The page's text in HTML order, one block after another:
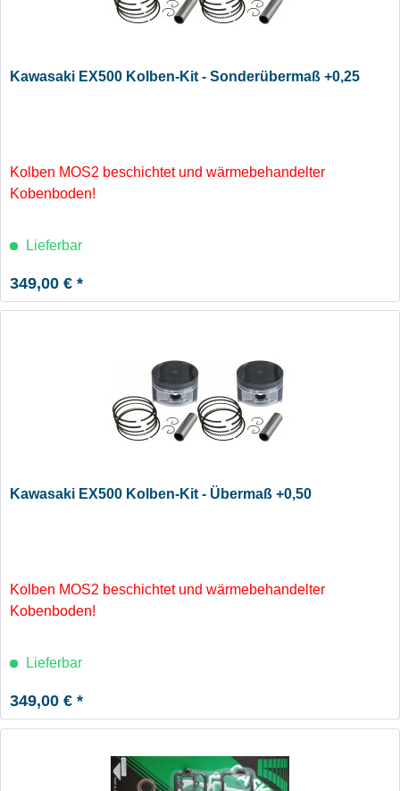
Kawasaki EX500 Kolben-Kit - Sonderübermaß +0,25
Kolben MOS2 beschichtet und wärmebehandelter
Kobenboden!
Lieferbar
349,00 € *
Kawasaki EX500 Kolben-Kit - Übermaß +0,50
Kolben MOS2 beschichtet und wärmebehandelter
Kobenboden!
Lieferbar
349,00 € *